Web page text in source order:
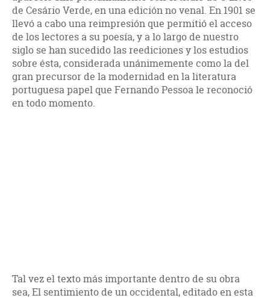
de Cesário Verde, en una edición no venal. En 1901 se
llevó a cabo una reimpresión que permitió el acceso
de los lectores a su poesía, y a lo largo de nuestro
siglo se han sucedido las reediciones y los estudios
sobre ésta, considerada unánimemente como la del
gran precursor de la modernidad en la literatura
portuguesa papel que Fernando Pessoa le reconoció
en todo momento.
Tal vez el texto más importante dentro de su obra
sea, El sentimiento de un occidental, editado en esta